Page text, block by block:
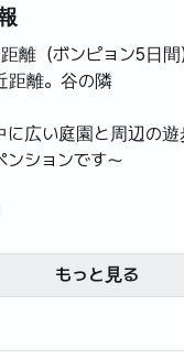
離（ボンピョン5日間
距離。谷の隣
広い庭園と周辺の遊
ンションです～
もっと見る